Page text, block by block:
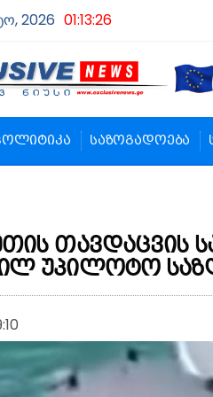
2026 01:13:26
საზოგადოება
თავდაცვის
უპილოტო